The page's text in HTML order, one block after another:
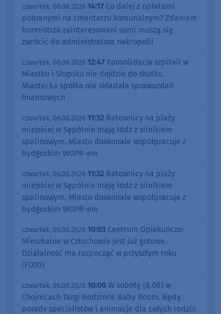
czwartek, 06.08.2026 14:17 Co dalej z opłatami
pobranymi na cmentarzu komunalnym? Zdaniem
burmistrza zainteresowani sami muszą się
zwrócić do administratora nekropolii
czwartek, 06.08.2026 12:47 Konsolidacja szpitali w
Miastku i Słupsku nie dojdzie do skutku.
Miastecka spółka nie składała sprawozdań
finansowych
czwartek, 06.08.2026 11:32 Ratownicy na plaży
miejskiej w Sępólnie mają łódź z silnikiem
spalinowym. Miasto doskonale współpracuje z
bydgoskim WOPR-em
czwartek, 06.08.2026 11:32 Ratownicy na plaży
miejskiej w Sępólnie mają łódź z silnikiem
spalinowym. Miasto doskonale współpracuje z
bydgoskim WOPR-em
czwartek, 06.08.2026 10:03 Centrum Opiekuńczo-
Mieszkalne w Człuchowie jest już gotowe.
Działalność ma rozpocząć w przyszłym roku
(FOTO)
czwartek, 06.08.2026 10:00 W sobotę (8.08) w
Chojnicach Targi Rodzinne Baby Boom. Będą
porady specjalistów i animacje dla całych rodzin